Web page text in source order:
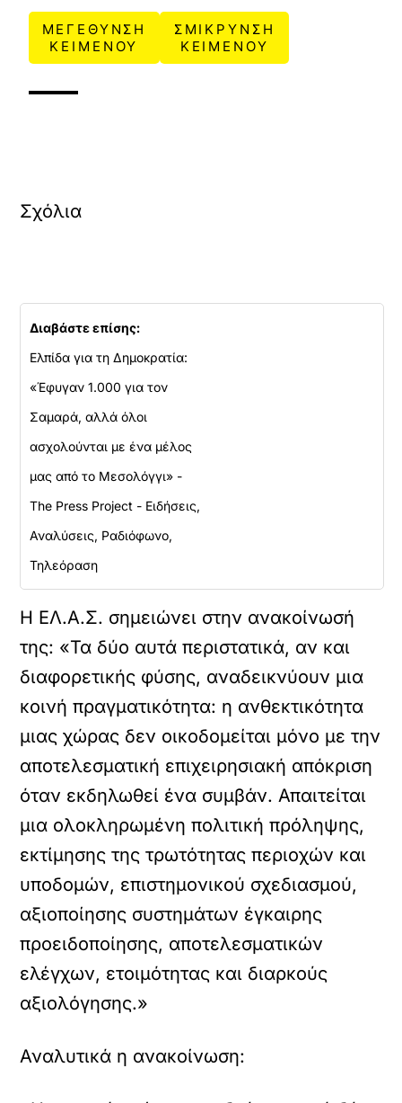
ΜΕΓΕΘΥΝΣΗ
ΚΕΙΜΕΝΟΥ
ΣΜΙΚΡΥΝΣΗ
ΚΕΙΜΕΝΟΥ
Σχόλια
Διαβάστε επίσης:
Ελπίδα για τη Δημοκρατία:
«Έφυγαν 1.000 για τον
Σαμαρά, αλλά όλοι
ασχολούνται με ένα μέλος
μας από το Μεσολόγγι» -
The Press Project - Ειδήσεις,
Αναλύσεις, Ραδιόφωνο,
Τηλεόραση
Η ΕΛ.Α.Σ. σημειώνει στην ανακοίνωσή
της: «Τα δύο αυτά περιστατικά, αν και
διαφορετικής φύσης, αναδεικνύουν μια
κοινή πραγματικότητα: η ανθεκτικότητα
μιας χώρας δεν οικοδομείται μόνο με την
αποτελεσματική επιχειρησιακή απόκριση
όταν εκδηλωθεί ένα συμβάν. Απαιτείται
μια ολοκληρωμένη πολιτική πρόληψης,
εκτίμησης της τρωτότητας περιοχών και
υποδομών, επιστημονικού σχεδιασμού,
αξιοποίησης συστημάτων έγκαιρης
προειδοποίησης, αποτελεσματικών
ελέγχων, ετοιμότητας και διαρκούς
αξιολόγησης.»
Αναλυτικά η ανακοίνωση: